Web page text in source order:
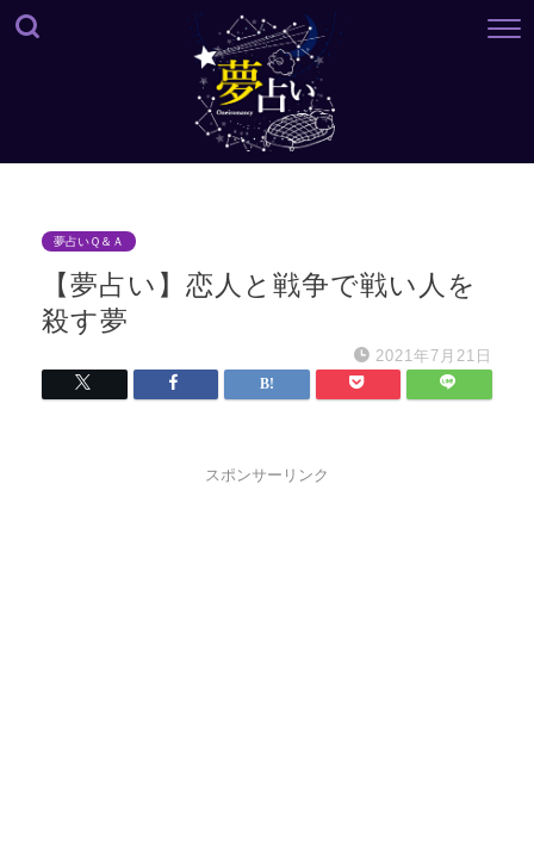
夢占いＱ＆Ａ
【夢占い】恋人と戦争で戦い人を
殺す夢
2021年7月21日
スポンサーリンク